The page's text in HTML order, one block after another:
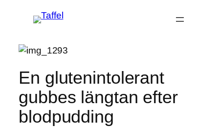
En glutenintolerant
gubbes längtan efter
blodpudding